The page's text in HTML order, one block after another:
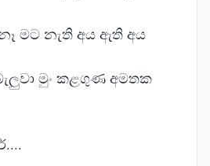
මට නැති අය ඇති අය
මුං කළගුණ අමතක